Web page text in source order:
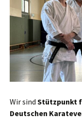
Wir sind Stützpunkt
Deutschen